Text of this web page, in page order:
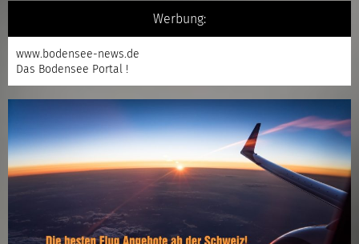
Werbung:
www.bodensee-news.de
Das Bodensee Portal !